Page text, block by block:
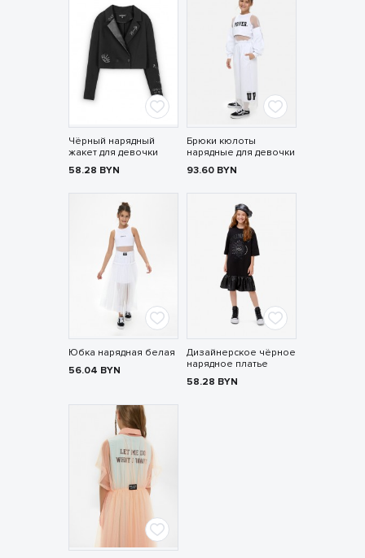
Чёрный нарядный
жакет для девочки
58.28 BYN
Брюки кюлоты
нарядные для девочки
93.60 BYN
Юбка нарядная белая
56.04 BYN
Дизайнерское чёрное
нарядное платье
58.28 BYN